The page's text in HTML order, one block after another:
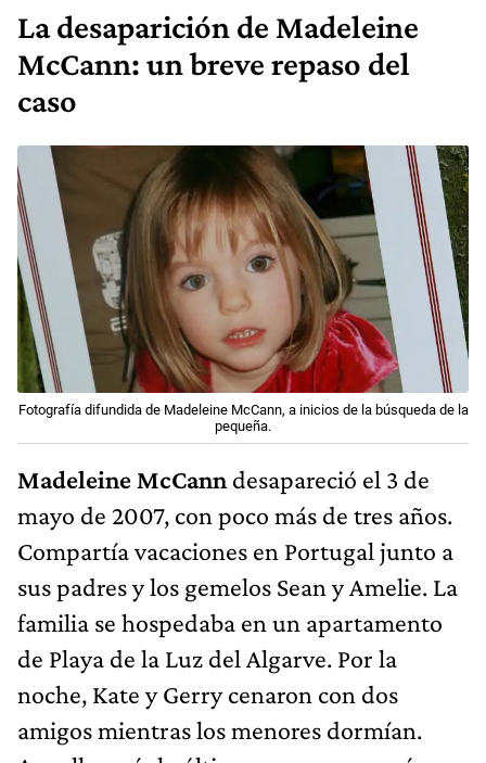
La desaparición de Madeleine
McCann: un breve repaso del
caso
Fotografía difundida de Madeleine McCann, a inicios de la búsqueda de la
pequeña.
Madeleine McCann desapareció el 3 de
mayo de 2007, con poco más de tres años.
Compartía vacaciones en Portugal junto a
sus padres y los gemelos Sean y Amelie. La
familia se hospedaba en un apartamento
de Playa de la Luz del Algarve. Por la
noche, Kate y Gerry cenaron con dos
amigos mientras los menores dormían.